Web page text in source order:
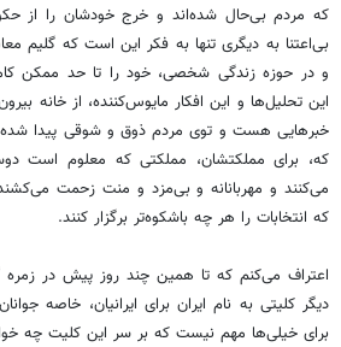
که مردم بی‌حال شده‌اند و خرج خودشان را از
بی‌اعتنا به دیگری تنها به فکر این است که گلیم
و در حوزه زندگی شخصی، خود را تا حد ممکن
این تحلیل‌ها و این افکار مایوس‌کننده، از خانه
خبرهایی هست و توی مردم ذوق و شوقی پیدا شده
که، برای مملکتشان، مملکتی که معلوم است
می‌کنند و مهربانانه و بی‌مزد و منت زحمت
که انتخابات را هر چه باشکوه‌تر برگزار کنند.
اعتراف می‌کنم که تا همین چند روز پیش در
دیگر کلیتی به نام ایران برای ایرانیان، خاصه
برای خیلی‌ها مهم نیست که بر سر این کلیت چه